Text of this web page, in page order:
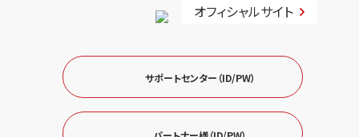
オフィシャルサイト
サポートセンター（ID/PW）